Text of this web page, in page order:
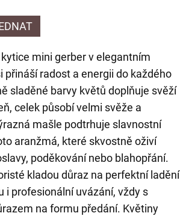
mini gerber v elegantním
přináší radost a energii do každého
sladěné barvy květů doplňuje svěží
celek působí velmi svěže a
mašle podtrhuje slavnostní
aranžmá, které skvostně oživí
poděkování nebo blahopřání.
kladou důraz na perfektní ladění
i profesionální uvázání, vždy s
na formu předání. Květiny